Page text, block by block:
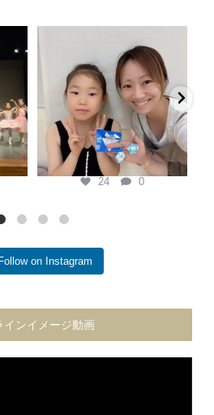
県外から私を見つけてくれて、
『この先生がいい！』と本人の意
思で通ってくれている生徒
...
7月 6
24 0
24 0
Follow on Instagram
インイメージ動画